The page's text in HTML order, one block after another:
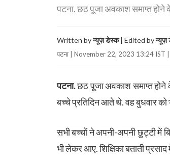
पटना. छठ पूजा अवकाश समाप्त होने
Written byन्यूज़ डेस्क| Edited byन्यूज़
पटना | November 22, 2023 13:24 IST |
पटना.छठ पूजा अवकाश समाप्त होने
बच्चे प्रतिदिन आते थे. वह बुधवार
सभी बच्चों ने अपनी-अपनी छुट्टी में
भी लेकर आए. शिक्षिका बताती